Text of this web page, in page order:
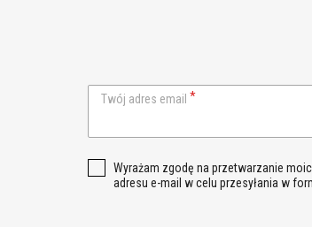
Twój adres email
Wyrażam zgodę na przetwarzanie
adresu e-mail w celu przesyłania w